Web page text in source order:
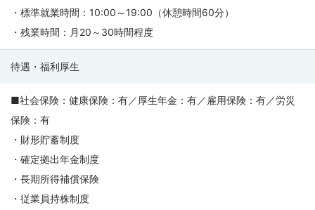
・標準就業時間：10:00～19:00（休憩時間60分）
・残業時間：月20～30時間程度
待遇・福利厚生
■社会保険：健康保険：有／厚生年金：有／雇用保険：有／労災
保険：有
・財形貯蓄制度
・確定拠出年金制度
・長期所得補償保険
・従業員持株制度